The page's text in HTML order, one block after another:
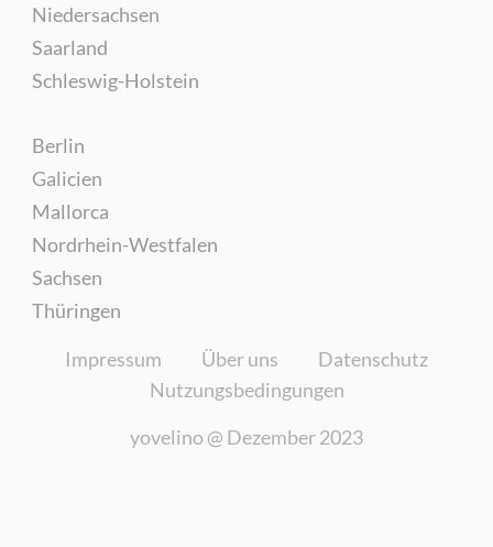
Niedersachsen
Saarland
Schleswig-Holstein
Berlin
Galicien
Mallorca
Nordrhein-Westfalen
Sachsen
Thüringen
Impressum Über uns
Datenschutz
Nutzungsbedingungen
yovelino @ Dezember 2023